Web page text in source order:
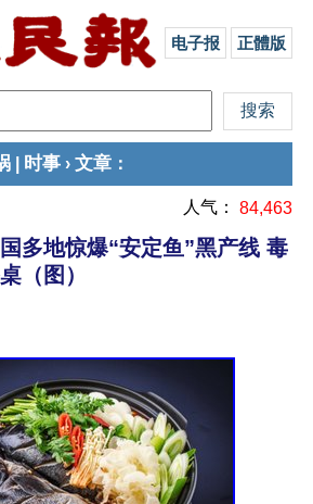
电子报 正體版
时事 › 文章 ：
人气： 84,463
多地惊爆“安定鱼”黑产线 毒
（图）